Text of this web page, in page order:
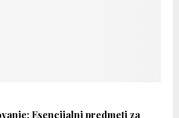
Esencijalni predmeti za